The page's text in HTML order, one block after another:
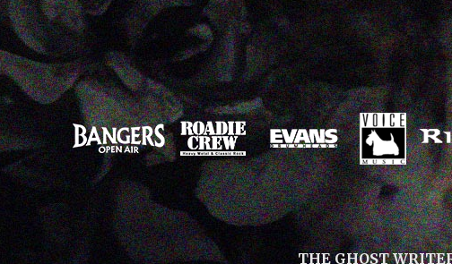
THE GHOST